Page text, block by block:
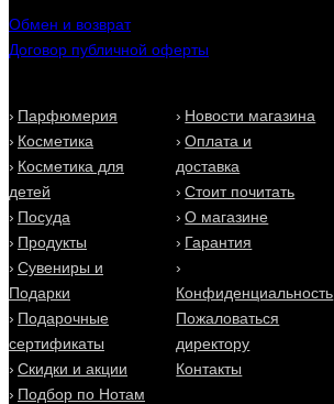
Обмен и возврат
Договор публичной оферты
Парфюмерия
Косметика
Косметика для
детей
Посуда
Продукты
Сувениры и
Подарки
Подарочные
сертификаты
Скидки и акции
Подбор по Нотам
Новости магазина
Оплата и
доставка
Стоит почитать
О магазине
Гарантия
Конфиденциальность
Пожаловаться
директору
Контакты